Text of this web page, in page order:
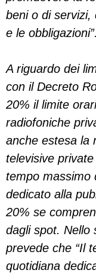
beni o di servizi,
e le obbligazioni”.
A riguardo dei
con il Decreto
20% il limite
radiofoniche
anche estesa la
televisive
tempo massimo
dedicato alla
20% se
dagli spot. Nello
prevede che “Il
quotidiana